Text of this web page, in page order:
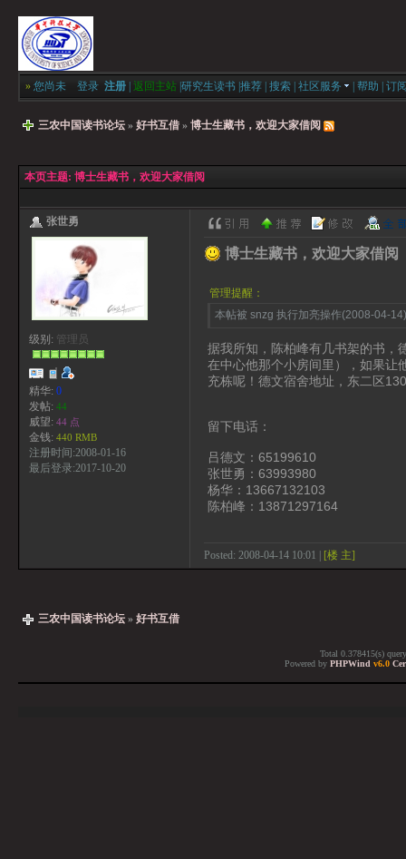
» 您尚未 登录 注册 返回主站 研究生读书 推荐 搜索 社区服务 帮助 订
三农中国读书论坛 » 好书互借 » 博士生藏书，欢迎大家借阅
本页主题: 博士生藏书，欢迎大家借阅
张世勇
级别: 管理员
精华: 0
发帖: 44
威望: 44 点
金钱: 440 RMB
注册时间:2008-01-16
最后登录:2017-10-20
博士生藏书，欢迎大家借阅
管理提醒：
本帖被 snzg 执行加亮操作(2008-04-14)
据我所知，陈柏峰有几书架的书，
在中心他那个小房间里），如果让
充栋呢！德文宿舍地址，东二区
留下电话：
吕德文：65199610
张世勇：63993980
杨华：13667132103
陈柏峰：13871297164
Posted: 2008-04-14 10:01 | [楼 主]
三农中国读书论坛 » 好书互借
Total 0.378415(s)
Powered by PHPWind v6.0